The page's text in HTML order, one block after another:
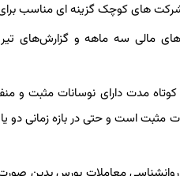
شرکت های کوچک گزینه ای مناسب
مالی سه ماهه و گزارش‌های
کوتاه مدت دارای نوسانات مثبت و
مثبت است و حتی در بازه زمانی